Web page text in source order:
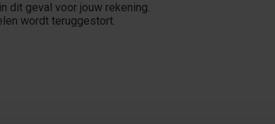
dit geval voor jouw rekening.
wordt teruggestort.